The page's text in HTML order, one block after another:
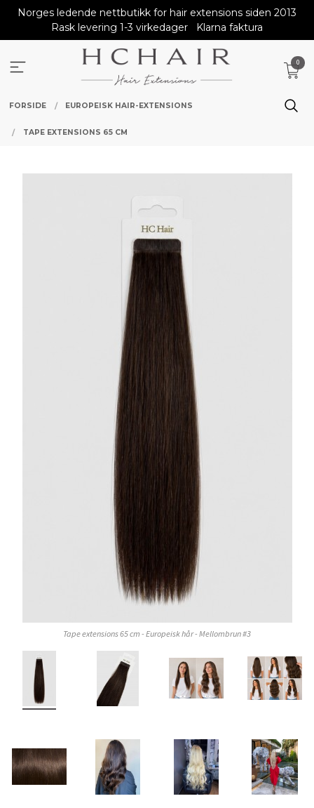
Norges ledende nettbutikk for hair extensions siden 2013
Rask levering 1-3 virkedager
Klarna faktura
0
FORSIDE EUROPEISK HAIR-EXTENSIONS
TAPE EXTENSIONS 65 CM
Tape extensions 65 cm - Europeisk hår - Mellombrun #3